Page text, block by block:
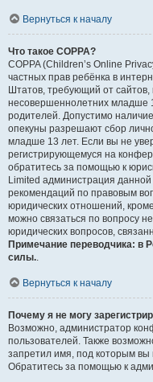
Вернуться к началу
Что такое COPPA?
COPPA (Children’s Online
частных прав ребёнка в
Штатов, требующий от
несовершеннолетних младше
родителей. Допустимо
опекуны разрешают сбор
младше 13 лет. Если вы не
регистрирующемуся на
обратитесь за помощью к
Limited администрация
рекомендаций по правовым
юридических отношений,
можно связаться по вопросу
юридических вопросов,
Примечание переводчика: в
силы..
Вернуться к началу
Почему я не могу
Возможно, администратор
пользователей. Также
запретил имя, под которым вы
Обратитесь за помощью к